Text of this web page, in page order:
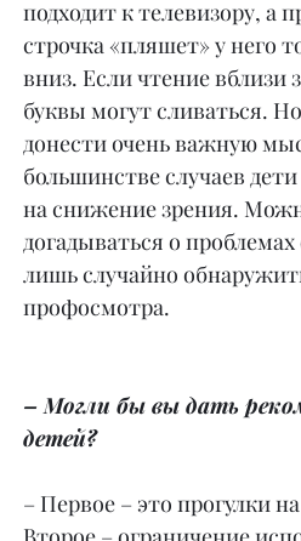
подходит к телевизору, а
строчка «пляшет» у него
вниз. Если чтение вблизи
буквы могут сливаться.
донести очень важную
большинстве случаев
на снижение зрения.
догадываться о проблемах
лишь случайно
профосмотра.
– Могли бы вы дать
детей?
– Первое – это прогулки